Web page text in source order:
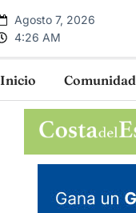
Agosto 7, 2026
4:26 AM
Inicio Comunidad